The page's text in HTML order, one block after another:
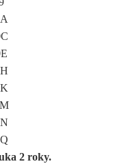
2 roky.